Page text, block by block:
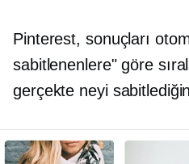
Pinterest, sonuçları
sabitlenenlere" göre
gerçekte neyi